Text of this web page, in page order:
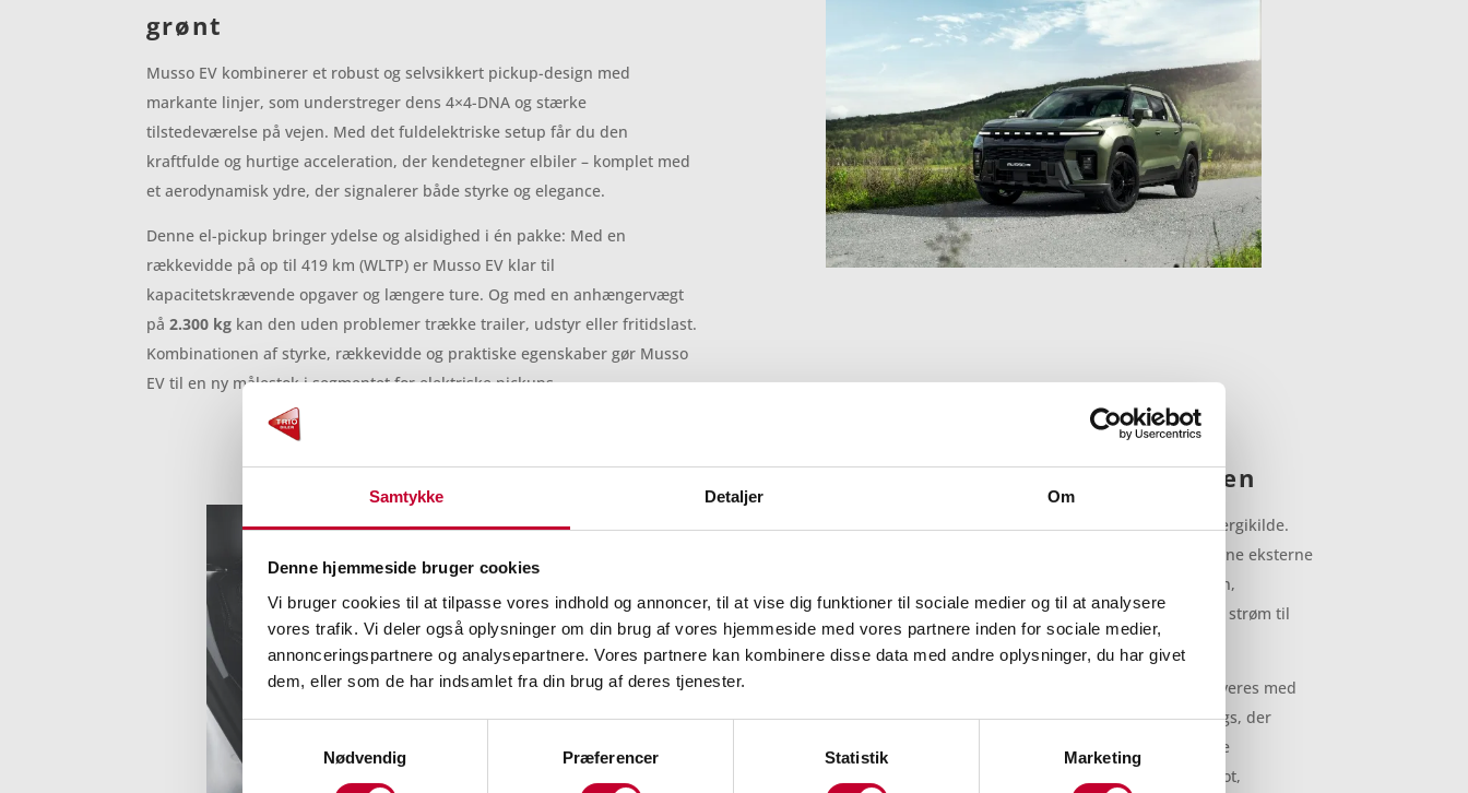
Samtykke Detaljer Om
Denne hjemmeside bruger cookies
Vi bruger cookies til at tilpasse vores indhold og annoncer, til at vise dig funktioner til sociale medier og til at analysere
vores trafik. Vi deler også oplysninger om din brug af vores hjemmeside med vores partnere inden for sociale medier,
annonceringspartnere og analysepartnere. Vores partnere kan kombinere disse data med andre oplysninger, du har givet
dem, eller som de har indsamlet fra din brug af deres tjenester.
Nødvendig
Præferencer Statistik Marketing
grønt
Musso EV kombinerer et robust og selvsikkert pickup-design med
markante linjer, som understreger dens 4×4-DNA og stærke
tilstedeværelse på vejen. Med det fuldelektriske setup får du den
kraftfulde og hurtige acceleration, der kendetegner elbiler – komplet med
et aerodynamisk ydre, der signalerer både styrke og elegance.
Denne el-pickup bringer ydelse og alsidighed i én pakke: Med en
rækkevidde på op til 419 km (WLTP)er Musso EV klar til
kapacitetskrævende opgaver og længere ture. Og med en anhængervægt
på 2.300 kg kan den uden problemer trække trailer, udstyr eller fritidslast.
Kombinationen af styrke, rækkevidde og praktiske egenskaber gør Musso
EV til en ny målestok i segmentet for elektriske pickups.
Tryghed og innovation i hverdagen
Musso EV er mere end bare en elbil – det er også en mobil energikilde.
-funktionen kan bilens batteri forsyne eksterne
enheder med strøm direkte fra bilen. Praktisk til byggepladsen,
campingturen eller udekørende opgaver, hvor du har brug for strøm til
værktøj, køleboks eller kaffemaskine.
Sikkerheden er gennemtænkt fra ende til anden. Musso EV leveres med
heleotte airbags, herunder front-, side-, knæ- og gardinairbags, der
beskytter både fører og passagerer. Hertil kommer avancerede
assistentsystemer som blindvinkelovervågning, adaptiv fartpilot,